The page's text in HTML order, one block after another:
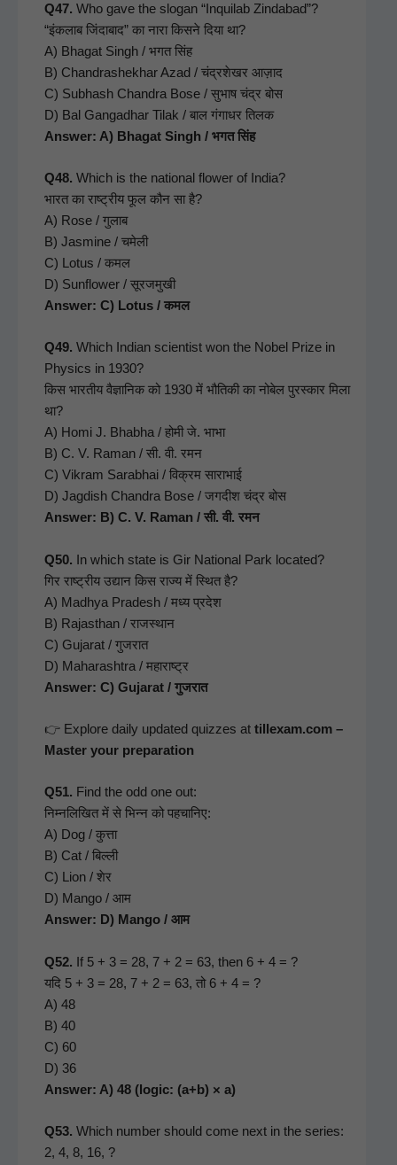
Q47. Who gave the slo­gan “Inquilab Zind­abad”?
“इंकलाब जिंदाबाद” का नारा किसने दिया था?
A) Bha­gat Singh / भगत सिंह
B) Chan­drashekhar Azad / चंद्रशेखर आज़ाद
C) Sub­hash Chan­dra Bose / सुभाष चंद्र बोस
D) Bal Gan­gad­har Tilak / बाल गंगाधर तिलक
Answer: A) Bha­gat Singh / भगत सिंह
Q48. Which is the nation­al flower of India?
भारत का राष्ट्रीय फूल कौन सा है?
A) Rose / गुलाब
B) Jas­mine / चमेली
C) Lotus / कमल
D) Sun­flower / सूरजमुखी
Answer: C) Lotus / कमल
Q49. Which Indi­an sci­en­tist won the Nobel Prize in
Physics in 1930?
किस भारतीय वैज्ञानिक को 1930 में भौतिकी का नोबेल पुरस्कार मिला
था?
A) Homi J. Bhab­ha / होमी जे. भाभा
B) C. V. Raman / सी. वी. रमन
C) Vikram Sarab­hai / विक्रम साराभाई
D) Jagdish Chan­dra Bose / जगदीश चंद्र बोस
Answer: B) C. V. Raman / सी. वी. रमन
Q50. In which state is Gir Nation­al Park locat­ed?
गिर राष्ट्रीय उद्यान किस राज्य में स्थित है?
A) Mad­hya Pradesh / मध्य प्रदेश
B) Rajasthan / राजस्थान
C) Gujarat / गुजरात
D) Maha­rash­tra / महाराष्ट्र
Answer: C) Gujarat / गुजरात
👉 Explore dai­ly updat­ed quizzes at tillexam.com –
Mas­ter your preparation
Q51. Find the odd one out:
निम्नलिखित में से भिन्न को पहचानिए:
A) Dog / कुत्ता
B) Cat / बिल्ली
C) Lion / शेर
D) Man­go / आम
Answer: D) Man­go / आम
Q52. If 5 + 3 = 28, 7 + 2 = 63, then 6 + 4 = ?
यदि 5 + 3 = 28, 7 + 2 = 63, तो 6 + 4 = ?
A) 48
B) 40
C) 60
D) 36
Answer: A) 48 (log­ic: (a+b) × a)
Q53. Which num­ber should come next in the series:
2, 4, 8, 16, ?